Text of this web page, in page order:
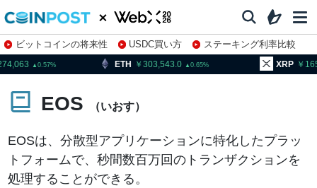
ビットコインの将来性 USDC買い方
ステーキング利率比較
株特集・関連銘柄
0.57 ETH 303,543.0 0.65 XRP 165.18
EOS （いおす）
EOSは、分散型アプリケーションに特化したプラッ
トフォームで、秒間数百万回のトランザクションを
処理することができる。